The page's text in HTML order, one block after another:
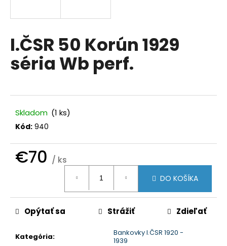
I.ČSR 50 Korún 1929
séria Wb perf.
Skladom (1 ks)
Kód: 940
€70 / ks
DO KOŠÍKA
Kategória:
Bankovky I.ČSR 1920 -
1939
Opýtať sa Strážiť Zdieľať
s
ť
?
o
č